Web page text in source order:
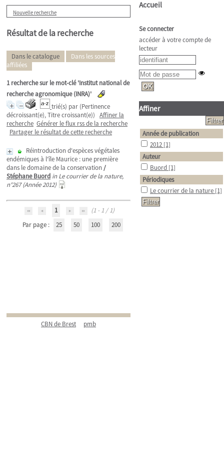
Nouvelle recherche
Résultat de la recherche
Dans le catalogue
Dans les sources
affiliées
1recherche sur le mot-clé'Institut national de
recherche agronomique (INRA)'
trié(s) par (Pertinence
décroissant(e), Titre croissant(e)) Affiner la
recherche Générer le flux rss de la recherche
Partager le résultat de cette recherche
Réintroduction d'espèces végétales
endémiques à l'île Maurice : une première
dans le domaine de la conservation /
Stéphane Buord in Le courrier de la nature,
n°267 (Année 2012)
1
(1 - 1 / 1)
Par page :
25 50 100 200
CBN de Brest pmb
Accueil
Se connecter
accéder à votre compte de
lecteur
Affiner
Année de publication
2012 [1]
Auteur
Buord [1]
Périodiques
Le courrier de la nature [1]